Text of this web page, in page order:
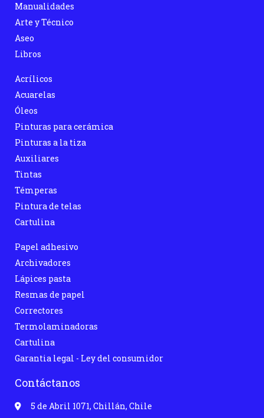
Manualidades
Arte y Técnico
Aseo
Libros
Acrílicos
Acuarelas
Óleos
Pinturas para cerámica
Pinturas a la tiza
Auxiliares
Tintas
Témperas
Pintura de telas
Cartulina
Papel adhesivo
Archivadores
Lápices pasta
Resmas de papel
Correctores
Termolaminadoras
Cartulina
Garantia legal - Ley del consumidor
Contáctanos
5 de Abril 1071, Chillán, Chile